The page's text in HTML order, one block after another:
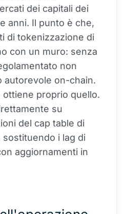
dei capitali dei
anni. Il punto è che,
di tokenizzazione di
con un muro: senza
non
autorevole on-chain.
ottiene proprio quello.
su
del cap table di
sostituendo i lag di
aggiornamenti in